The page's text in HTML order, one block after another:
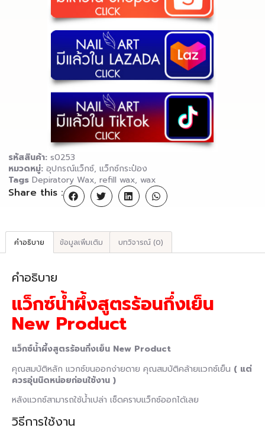
รหัสสินค้า: s0253
หมวดหมู่: อุปกรณ์แว็กซ์, แว็กซ์กระป๋อง
Tags Depiratory Wax, refill wax, wax
Share this :
คำอธิบาย ข้อมูลเพิ่มเติม บทวิจารณ์ (0)
คำอธิบาย
แว็กซ์น้ำผึ้งสูตรร้อนกึ่งเย็น
New Product
แว็กซ์น้ำผึ้งสูตรร้อนกึ่งเย็น New Product
คุณสมบัติหลัก แวกซ์ขนออกง่ายดาย คุณสมบัติคล้ายแวกซ์เย็น ( แต่
ควรอุ่นนิดหน่อยก่อนใช้งาน )
หลังแวกซ์สามารถใช้น้ำเปล่า เช็ดคราบแว็กซ์ออกได้เลย
วิธีการใช้งาน